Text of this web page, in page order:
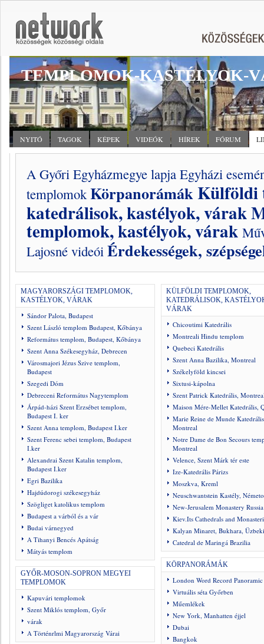
TEMPLOMOK-KASTÉLYOK-
NYITÓ TAGOK KÉPEK VIDEÓK HÍREK FÓRUM
A Győri Egyházmegye lapja Egyházi
templomok KörpanorámákKülföldi
katedrálisok, kastélyok, várak
templomok, kastélyok, várak
Lajosné videói Érdekességek,
MAGYARORSZÁGI TEMPLOMOK,
KASTÉLYOK, VÁRAK
Sándor Palota, Budapest
Szent László templom Budapest, Kőbánya
Református templom, Budapest, Kőbánya
Szent Anna Székesegyház, Debrecen
Városmajori Jézus Szive templom,
Budapest
Szegedi Dóm
Debreceni Református Nagytemplom
Árpád-házi Szent Erzsébet templom,
Budapest I. ker
Szent Anna templom, Budapest I.ker
Szent Ferenc sebei templom, Budapest
I.ker
Alexandrai Szent Katalin templom,
Budapest I.ker
Egri Bazilika
Hajdúdorogi székesegyház
Szögliget katolikus templom
Budapest a várból és a vár
Budai várnegyed
A Tihanyi Bencés Apátság
Mátyás templom
GYŐR-MOSON-SOPRON MEGYEI
TEMPLOMOK
Kapuvári templomok
Szent Miklós templom, Győr
várak
A Történrlmi Magyarország Várai
KÜLFÖLDI TEMPLOMOK,
KATEDRÁLISOK,
VÁRAK
Chicoutimi Katedrális
Montreali Hindu templom
Quebeci Katedrális
Szent Anna Bazilika, Montreal
Székelyföld kincsei
Sixtusi-kápolna
Szent Patrick Katedrális,
Maison Mére-Mellet Katedrális,
Marie Reine de Munde
Montreal
Notre Dame de Bon Secours
Montreal
Velence, Szent Márk tér este
Ize-Katedrális Párizs
Moszkva, Kreml
Neuschwantstein Kastély,
New-Jerusalem Monastery Russia
Kiev.Its Cathedrals and
Kalyan Minaret, Bukhara,
Catedral de Maringá Brazilia
KÖRPANORÁMÁK
London Word Record
Virtuális séta Győrben
Műemlékek
New York, Manhatten éjjel
Dubai
Bangkok